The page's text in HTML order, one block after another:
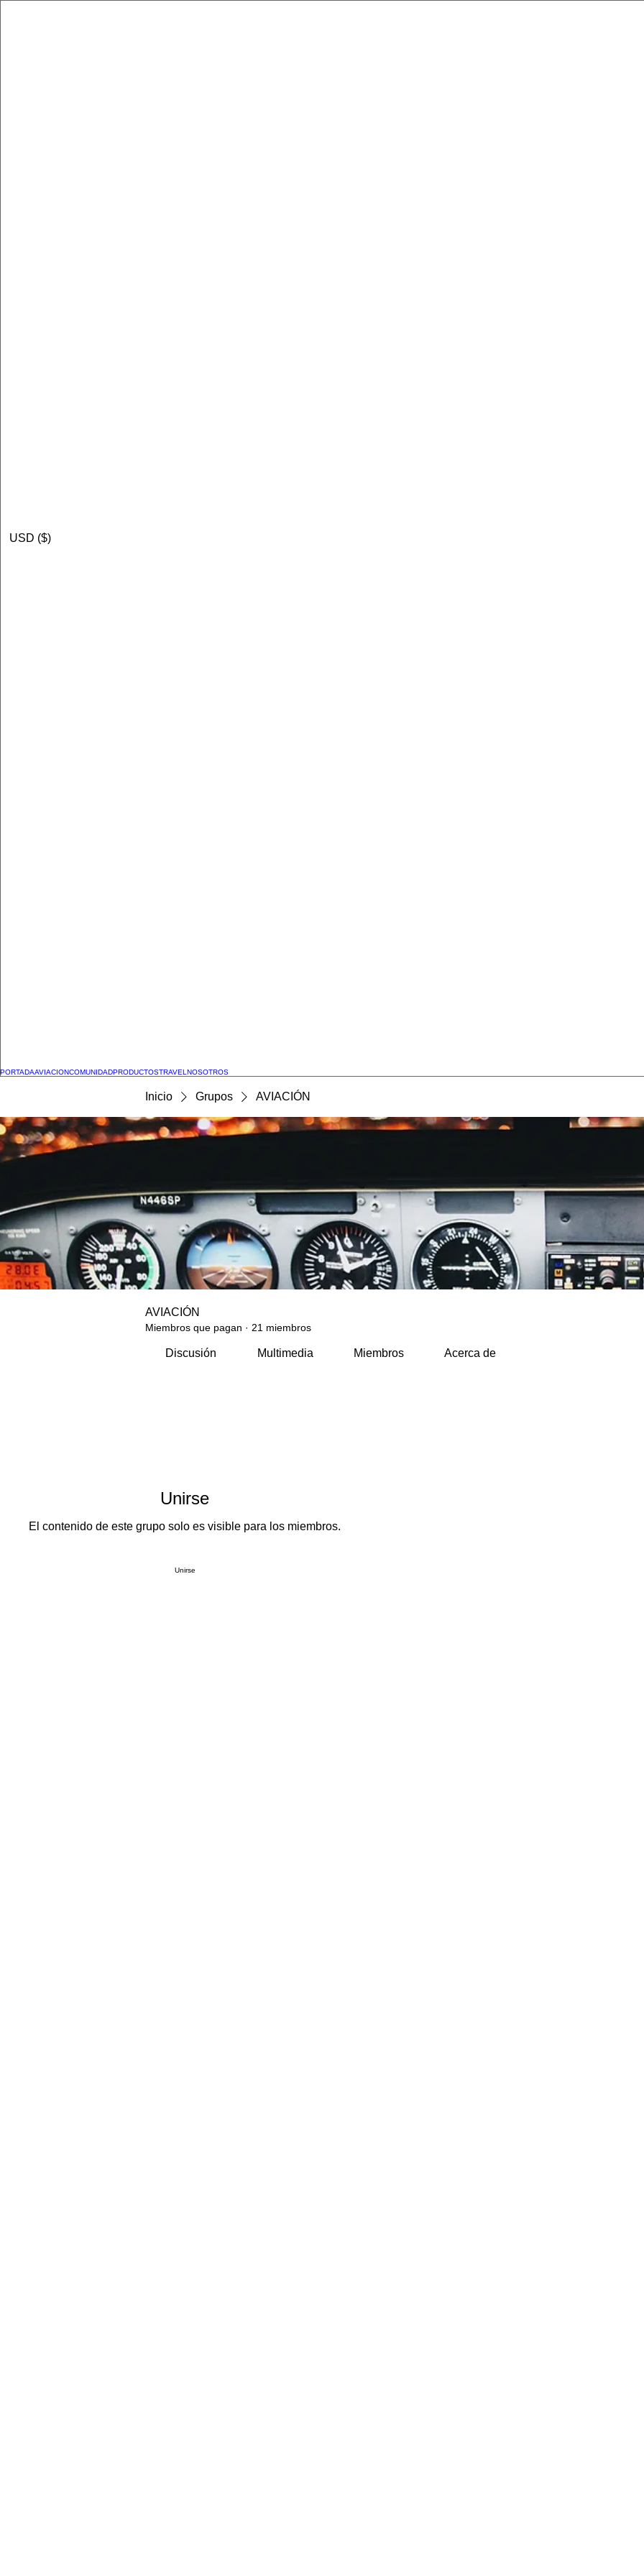
USD ($)
PORTADAAVIACIONCOMUNIDADPRODUCTOSTRAVEL NOSOTROS
Inicio Grupos AVIACIÓN
AVIACIÓN
Miembros que pagan · 21 miembros
Discusión Multimedia Miembros Acerca de
Unirse
El contenido de este grupo solo es visible para los miembros.
Unirse